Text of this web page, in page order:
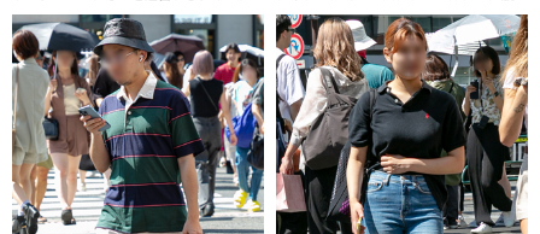
インターナショナルの公式ECのみで販売
されているスラッシャーとのコラボアイテ
ム。
せしたスタイル。